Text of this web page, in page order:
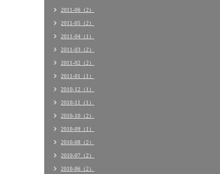
2011-06（2）
2011-05（2）
2011-04（1）
2011-03（2）
2011-02（2）
2011-01（1）
2010-12（1）
2010-11（1）
2010-10（2）
2010-09（1）
2010-08（2）
2010-07（2）
2010-06（2）